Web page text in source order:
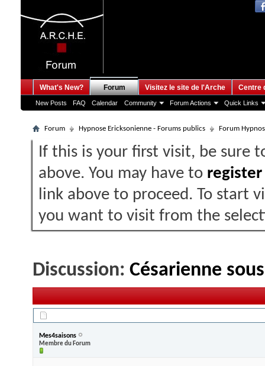
What's New? Forum
New Posts FAQ Calendar Community Forum Actions Quick Links
Visitez le site de l'Arche Centre
Forum Hypnose Ericksonienne - Forums publics Forum
If this is your first visit, be sure
above. You may have to register
link above to proceed. To start
you want to visit from the
Discussion: Césarienne
Mes4saisons
Membre du Forum